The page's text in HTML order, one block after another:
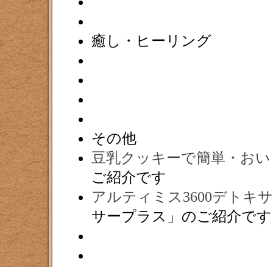
癒し・ヒーリング
その他
豆乳クッキーで簡単・お
ご紹介です
アルティミス3600デトキ
サープラス」のご紹介です